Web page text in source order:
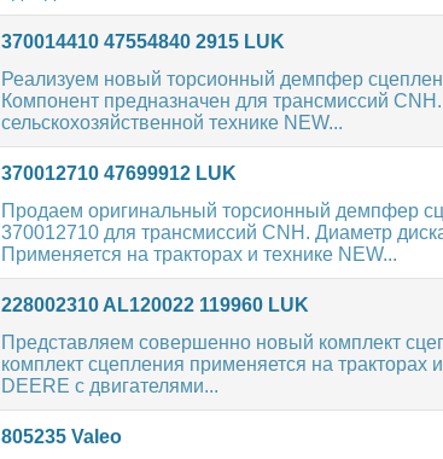
370014410 47554840 2915 LUK
Реализуем новый торсионный демпфер
Компонент предназначен для трансмиссий
сельскохозяйственной технике NEW...
370012710 47699912 LUK
Продаем оригинальный торсионный демпфер
370012710 для трансмиссий CNH. Диаметр
Применяется на тракторах и технике NEW...
228002310 AL120022 119960 LUK
Представляем совершенно новый комплект
комплект сцепления применяется на тракторах
DEERE с двигателями...
805235 Valeo